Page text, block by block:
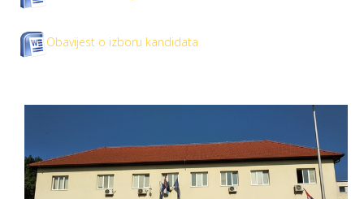
Obavijest o izboru kandidata